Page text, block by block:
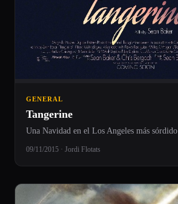
GENERAL
Tangerine
Una Navidad en el Los Angeles más sórdido
09/11/2015 · Jordi Flotats